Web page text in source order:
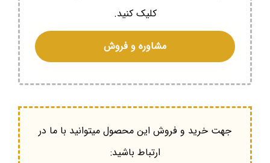
کلیک کنید.
مشاوره و فروش
جهت خرید و فروش این محصول میتوانید با ما در
ارتباط باشید: